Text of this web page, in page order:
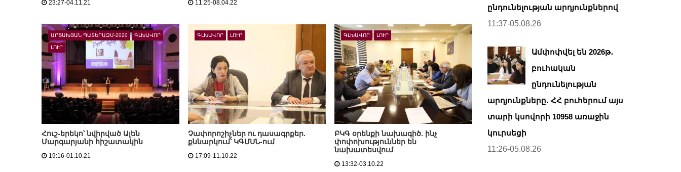
23:27-04.11.21 11:25-08.04.22
ԱՐՑԱԽՅԱՆ ՊԱՏԵՐԱԶՄ-2020 ԳԼԽԱՎՈՐ
ԼՈՒՐ
Հուշ-երեկո՝ նվիրված Ալեն
Մարգարյանի հիշատակին
19:16-01.10.21
ԳԼԽԱՎՈՐ ԼՈՒՐ
Չափորոշիչներ ու դասագրքեր.
քննարկում՝ ԿԳՄՍՆ-ում
17:09-11.10.22
ԳԼԽԱՎՈՐ ԼՈՒՐ
ԲԿԳ օրենքի նախագիծ. ինչ
փոփոխություններ են
նախատեսվում
13:32-03.10.22
ընդունելության արդյունքներով
11:37-05.08.26
Ամփոփվել են 2026թ․
բուհական
ընդունելության
արդյունքները․ ՀՀ բուհերում այս
տարի կսովորի 10958 առաջին
կուրսեցի
11:26-05.08.26